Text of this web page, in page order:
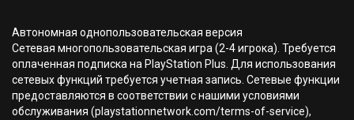
Автономная однопользовательская версия
Сетевая многопользовательская игра (2-4 игрока). Требуется
оплаченная подписка на PlayStation Plus. Для использования
сетевых функций требуется учетная запись. Сетевые функции
предоставляются в соответствии с нашими условиями
обслуживания (playstationnetwork.com/terms-of-service),